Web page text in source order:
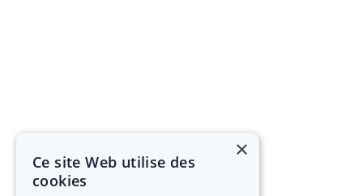
×
Ce site Web utilise des
cookies